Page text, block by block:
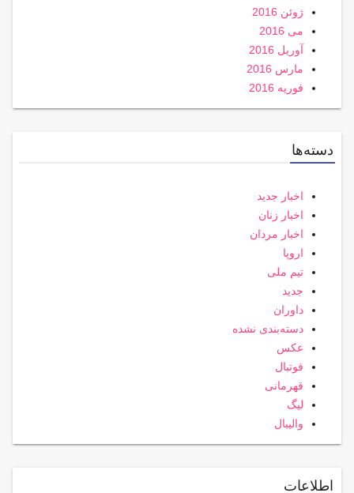
ژوئن 2016
می 2016
آوریل 2016
مارس 2016
فوریه 2016
دسته‌ها
اخبار جدید
اخبار زنان
اخبار مردان
اروپا
تیم ملی
جدید
داوران
دسته‌بندی نشده
عکس
فوتبال
قهرمانی
لیگ
والیبال
اطلاعات